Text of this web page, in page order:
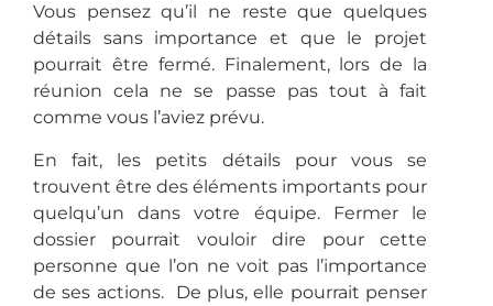
Vous pensez qu’il ne reste que quelques
détails sans importance et que le projet
pourrait être fermé. Finalement, lors de la
réunion cela ne se passe pas tout à fait
comme vous l’aviez prévu.
En fait, les petits détails pour vous se
trouvent être des éléments importants pour
quelqu’un dans votre équipe. Fermer le
dossier pourrait vouloir dire pour cette
personne que l’on ne voit pas l’importance
de ses actions. De plus, elle pourrait penser